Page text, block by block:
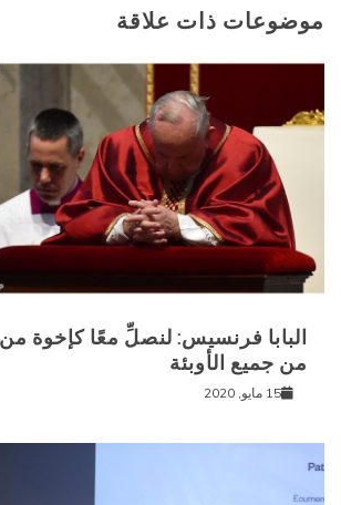
موضوعات ذات علاقة
البابا فرنسيس: لنصلِّ معًا كإخوة
من جميع الأوبئة
15 مايو, 2020